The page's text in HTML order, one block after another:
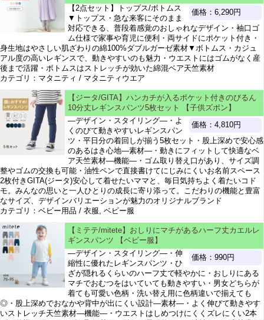
価格：6,290円
【2点セット】トップス/ボトムス
▼トップス・急な来客にそのまま
対応できる、普段着感覚のおしゃれなデザイン・袖口ゴ
ム仕様で家事や育児に便利・両サイドにポケット付き・
身生地はやさしい肌ざわりの綿100%ダブルガーゼ素材▼ボトムス・カジュ
アル度の高いレギンスで、動きやすいのも魅力・ウエストにはゴムがなく産
後まで活躍・ボトムスはストレッチが効いた綿混ベア天竺素材
カテゴリ：マタニティ / マタニティウエア
【ジータ/GITA】ハンカチが入るポケット付きのびるん
10分丈レギンスパンツ5枚セット 【子供ズボン】
価格：4,810円
―デザイン・スタイリング―・よ
くのびて動きやすいレギンスパン
ツ・平日分の着回しが揃う5枚セット・股上深めで安心感
のあるはき心地―素材―・動きにフィットして快適なベ
ア天竺素材―機能―・ゴム取り替え口があり、サイズ調
整やゴムの交換も可能・油性ペンで直接書けてにじみにくいお名前スペース
2枚付きGITA(ジータ)安心して着せたいママと、毎日気持ちよく着たいコド
モ。みんなの思いと一人ひとりの成長に寄り添って。こだわりの機能と豊富
なサイズ、デザインバリエーションが魅力のオリジナルブランド
カテゴリ：ベビー用品 / 衣服, ベビー服
【ミテテ/mitete】おしりにマチがあるハーフ丈カエルレ
ギンスパンツ 【ベビー服】
価格：990円
―デザイン・スタイリング―・伸
縮性に優れたレギンスパンツ・ひ
ざが隠れるくらいのハーフ丈で軽やかに・おしりにある
マチでおむつをはいていても動きやすい・男女どちらが
着ても可愛い色柄・洗い替え用に色柄違いで揃えても
◎・股上深めでおなかや背中が出にくい設計―素材―・よく伸びて動きやす
いストレッチ天竺素材―機能―・ウエストはしめつけにくくズレにくい2本